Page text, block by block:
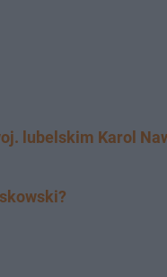
lubelskim Karol